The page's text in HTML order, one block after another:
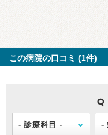
この病院の口コミ (1件)